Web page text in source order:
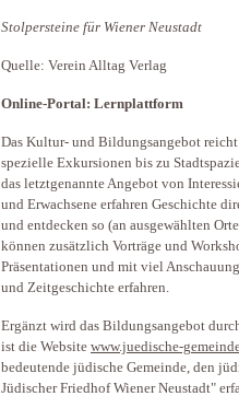
Stolpersteine für Wiener Neustadt
Quelle: Verein Alltag Verlag
Online-Portal: Lernplattform
Das Kultur- und Bildungsangebot
spezielle Exkursionen bis zu
das letztgenannte Angebot von
und Erwachsene erfahren Geschichte
und entdecken so (an ausgewählten
können zusätzlich Vorträge und
Präsentationen und mit viel
und Zeitgeschichte erfahren.
Ergänzt wird das Bildungsangebot
ist die Website www.juedische-
bedeutende jüdische Gemeinde, den
Jüdischer Friedhof Wiener Neustadt"